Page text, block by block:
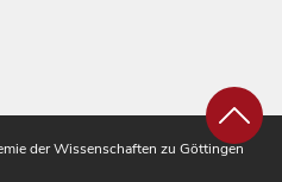
der Wissenschaften zu Göttingen